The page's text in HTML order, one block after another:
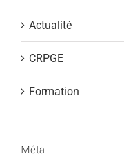
Actualité
CRPGE
Formation
Méta